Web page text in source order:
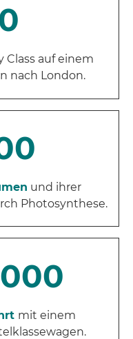
Class auf einem
nach London.
und ihrer
Photosynthese.
mit einem